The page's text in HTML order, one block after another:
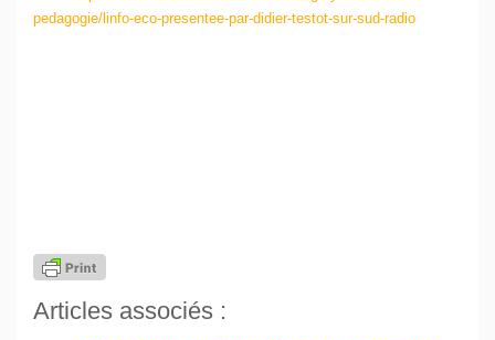
pedagogie/linfo-eco-presentee-par-didier-testot-sur-sud-radio
Articles associés :